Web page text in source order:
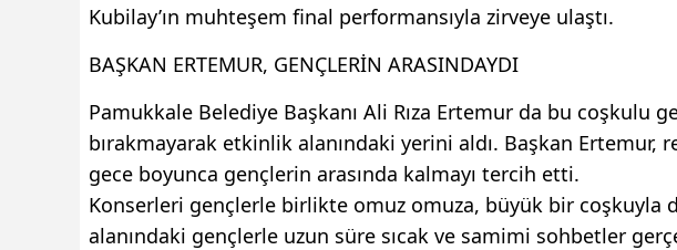
Kubilay’ın muhteşem final performansıyla zirveye ulaştı.
BAŞKAN ERTEMUR, GENÇLERİN ARASINDAYDI
Pamukkale Belediye Başkanı Ali Rıza Ertemur da bu coşkulu
bırakmayarak etkinlik alanındaki yerini aldı. Başkan Ertemur,
gece boyunca gençlerin arasında kalmayı tercih etti.
Konserleri gençlerle birlikte omuz omuza, büyük bir coşkuyla
alanındaki gençlerle uzun süre sıcak ve samimi sohbetler